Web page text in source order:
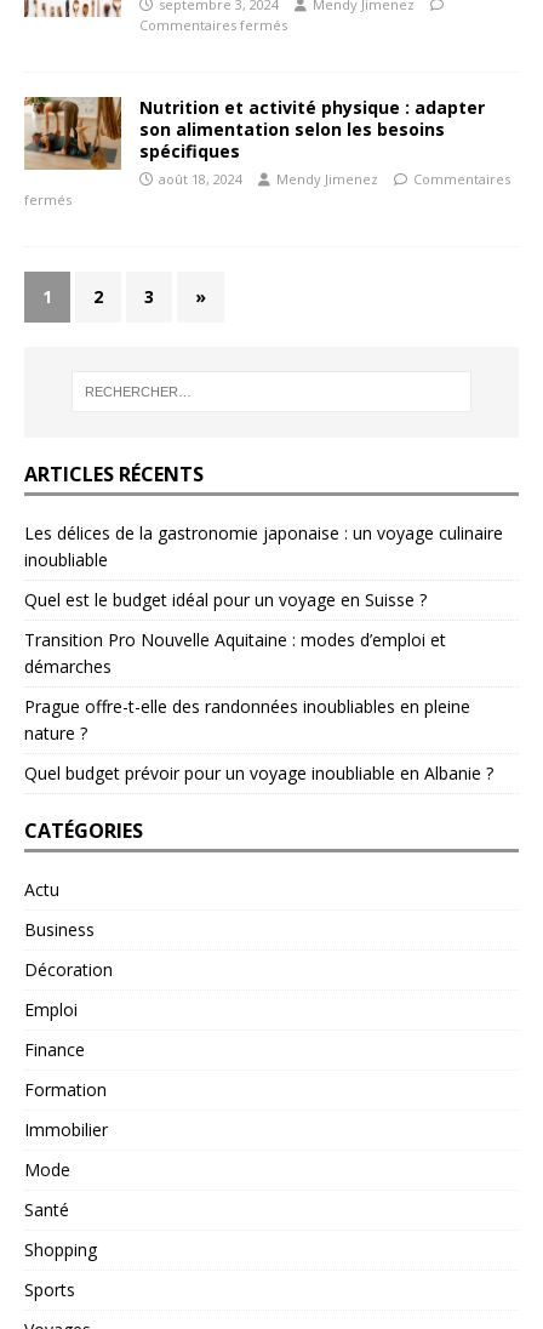
septembre 3, 2024
Mendy Jimenez
Commentaires fermés
Nutrition et activité physique : adapter
son alimentation selon les besoins
spécifiques
août 18, 2024 Mendy Jimenez
Commentaires
fermés
1 2 3 »
ARTICLES RÉCENTS
Les délices de la gastronomie japonaise : un voyage culinaire
inoubliable
Quel est le budget idéal pour un voyage en Suisse ?
Transition Pro Nouvelle Aquitaine : modes d’emploi et
démarches
Prague offre-t-elle des randonnées inoubliables en pleine
nature ?
Quel budget prévoir pour un voyage inoubliable en Albanie ?
CATÉGORIES
Actu
Business
Décoration
Emploi
Finance
Formation
Immobilier
Mode
Santé
Shopping
Sports